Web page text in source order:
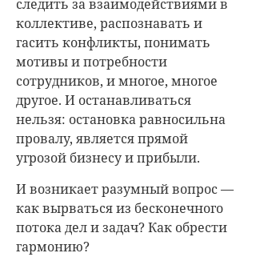
следить за взаимодействиями в
коллективе, распознавать и
гасить конфликты, понимать
мотивы и потребности
сотрудников, и многое, многое
другое. И останавливаться
нельзя: остановка равносильна
провалу, является прямой
угрозой бизнесу и прибыли.
И возникает разумный вопрос —
как вырваться из бесконечного
потока дел и задач? Как обрести
гармонию?